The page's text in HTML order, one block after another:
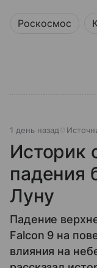
Роскосмос
1 день назад
Историк
падения
Луну
Падение
Falcon 9 на
влияния на